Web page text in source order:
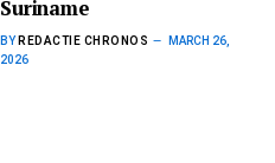
Suriname
BY REDACTIE CHRONOS
MARCH 26,
2026